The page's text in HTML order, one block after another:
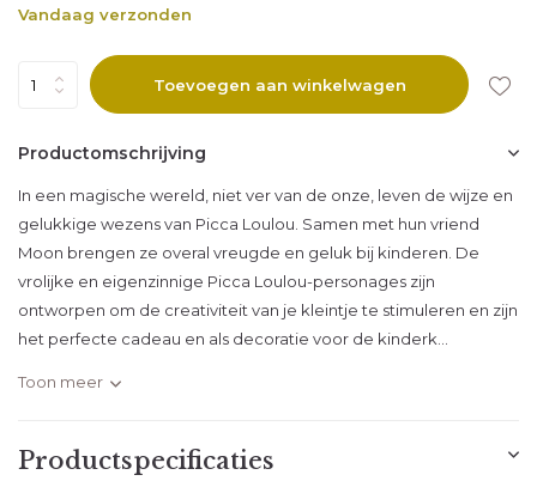
Vandaag verzonden
Toevoegen aan winkelwagen
Productomschrijving
In een magische wereld, niet ver van de onze, leven de wijze en
gelukkige wezens van Picca Loulou. Samen met hun vriend
Moon brengen ze overal vreugde en geluk bij kinderen. De
vrolijke en eigenzinnige Picca Loulou-personages zijn
ontworpen om de creativiteit van je kleintje te stimuleren en zijn
het perfecte cadeau en als decoratie voor de kinderk...
Toon meer
Productspecificaties